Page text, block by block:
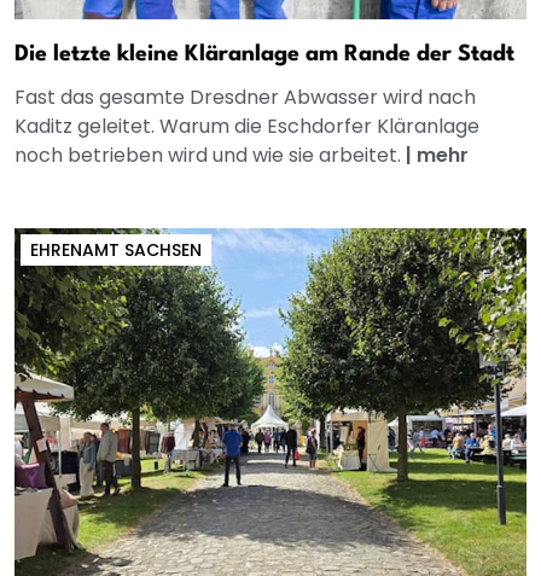
Die letzte kleine Kläranlage am Rande der Stadt
Fast das gesamte Dresdner Abwasser wird nach
Kaditz geleitet. Warum die Eschdorfer Kläranlage
noch betrieben wird und wie sie arbeitet. | mehr
EHRENAMT SACHSEN